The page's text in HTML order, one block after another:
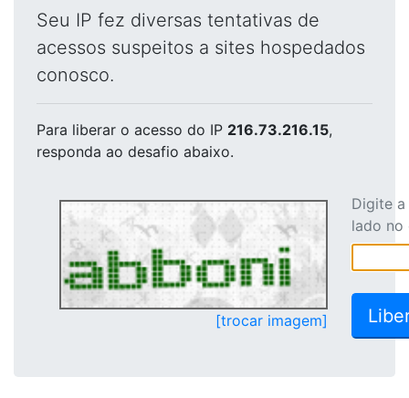
Seu IP fez diversas tentativas de
acessos suspeitos a sites hospedados
conosco.
Para liberar o acesso do IP 216.73.216.15,
responda ao desafio abaixo.
[trocar imagem]
Digite
lado no